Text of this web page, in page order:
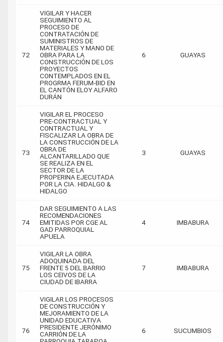
72
VIGILAR Y HACER
SEGUIMIENTO AL
PROCESO DE
CONTRATACIÓN DE
SUMINISTROS DE
MATERIALES Y MANO DE
OBRA PARA LA
CONSTRUCCIÓN DE LOS
PROYECTOS
CONTEMPLADOS EN EL
PROGRMA FERUM-BID EN
EL CANTÓN ELOY ALFARO
DURÁN
6 GUAYAS
73
VIGILAR EL PROCESO
PRE-CONTRACTUAL Y
CONTRACTUAL Y
FISCALIZAR LA OBRA DE
LA CONSTRUCCIÓN DE LA
OBRA DE
ALCANTARILLADO QUE
SE REALIZA EN EL
SECTOR DE LA
PROPERINA EJECUTADA
POR LA CIA. HIDALGO &
HIDALGO
3 GUAYAS
74
DAR SEGUIMIENTO A LAS
RECOMENDACIONES
EMITIDAS POR CGE AL
GAD PARROQUIAL
APUELA
4 IMBABURA
75
VIGILAR LA OBRA
ADOQUINADA DEL
FRENTE 5 DEL BARRIO
LOS CEIVOS DE LA
CIUDAD DE IBARRA
7 IMBABURA
76
VIGILAR LOS PROCESOS
DE CONSTRUCCIÓN Y
MEJORAMIENTO DE LA
UNIDAD EDUCATIVA
PRESIDENTE JERÓNIMO
CARRIÓN DE LA
6 SUCUMBIOS